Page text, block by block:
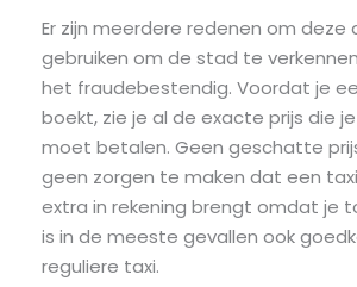
Er zijn meerdere redenen om deze
gebruiken om de stad te
het fraudebestendig. Voordat je
boekt, zie je al de exacte prijs die
moet betalen. Geen geschatte
geen zorgen te maken dat een
extra in rekening brengt omdat je
is in de meeste gevallen ook
reguliere taxi.